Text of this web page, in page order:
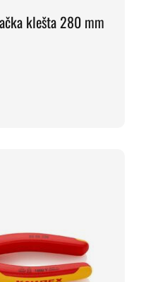
klešta 280 mm